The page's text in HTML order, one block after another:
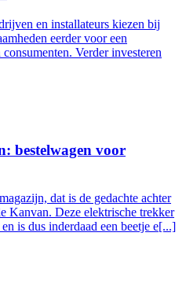
en installateurs kiezen bij
eerder voor een
Verder investeren
bestelwagen voor
dat is de gedachte achter
Kanvan. Deze elektrische trekker
is dus inderdaad een beetje e[...]